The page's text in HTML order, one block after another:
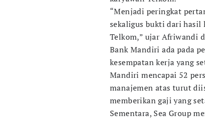
“Menjadi peringkat
sekaligus bukti dari hasil
Telkom,” ujar Afriwandi
Bank Mandiri ada pada
kesempatan kerja yang
Mandiri mencapai 52
manajemen atas turut
memberikan gaji yang
Sementara, Sea Group